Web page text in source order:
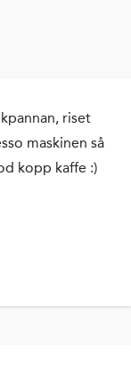
riset
maskinen så
kopp kaffe :)